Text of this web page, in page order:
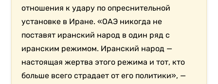
отношения к удару по опреснительной
установке в Иране. «ОАЭ никогда не
поставят иранский народ в один ряд с
иранским режимом. Иранский народ —
настоящая жертва этого режима и тот, кто
больше всего страдает от его политики», —